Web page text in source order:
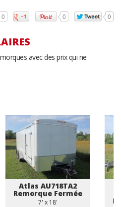
0 0 0
avec des prix qui ne
Atlas AU718TA2
Remorque Fermée
7' x 18'